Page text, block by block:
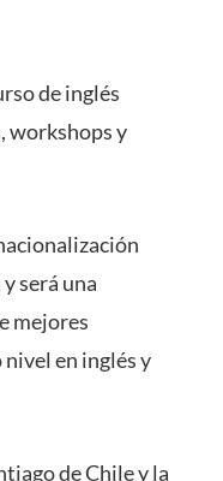
de inglés
workshops y
será una
mejores
en inglés y
de Chile y la